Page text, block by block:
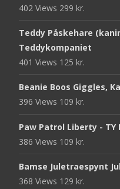
402 Views 299 kr.
Teddy Påskehare
Teddykompaniet
401 Views 125 kr.
Beanie Boos Giggles,
396 Views 109 kr.
Paw Patrol Liberty - TY
386 Views 109 kr.
Bamse Juletraespynt
368 Views 129 kr.